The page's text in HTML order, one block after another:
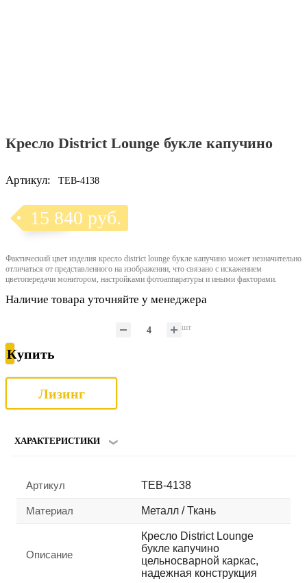
Кресло District Lounge букле капучино
Артикул: TEB-4138
15 840 руб.
Фактический цвет изделия кресло district lounge букле капучино может незначительно
отличаться от представленного на изображении, что связано с искажением
цветопередачи монитором, настройками фотоаппаратуры и иными факторами.
Наличие товара уточняйте у менеджера
шт
Купить
Лизинг
ХАРАКТЕРИСТИКИ
Артикул TEB-4138
Материал Металл / Ткань
Описание
Кресло District Lounge
букле капучино
цельносварной каркас,
надежная конструкция